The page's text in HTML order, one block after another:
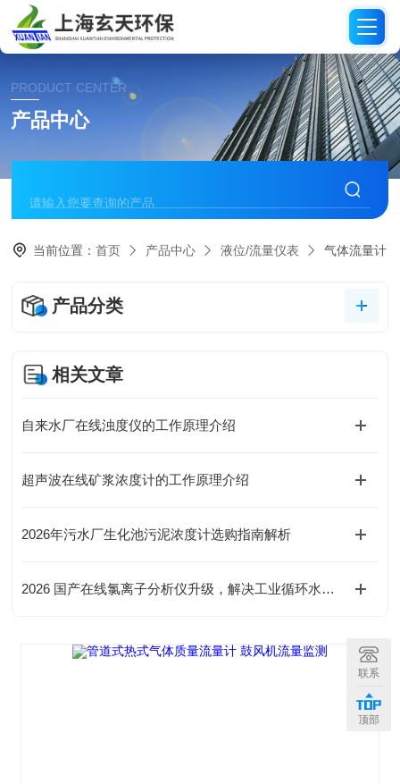
PRODUCT CENTER
产品中心
当前位置：首页 产品中心 液位/流量仪表 气体流量计
产品分类
相关文章
自来水厂在线浊度仪的工作原理介绍
超声波在线矿浆浓度计的工作原理介绍
2026年污水厂生化池污泥浓度计选购指南解析
2026 国产在线氯离子分析仪升级，解决工业循环水水质测量难题
联系
顶部